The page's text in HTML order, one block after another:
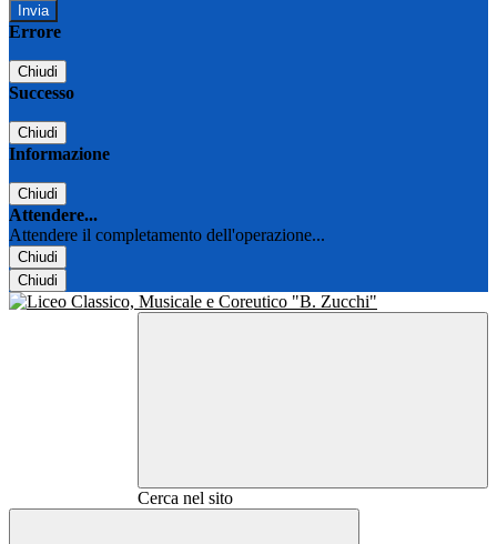
Errore
Chiudi
Successo
Chiudi
Informazione
Chiudi
Attendere...
Attendere il completamento dell'operazione...
Chiudi
Chiudi
Cerca nel sito